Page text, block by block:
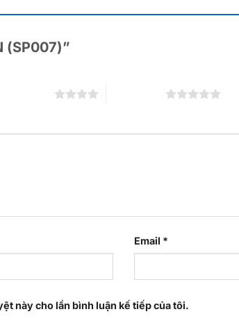
(SP007)”
Email *
này cho lần bình luận kế tiếp của tôi.